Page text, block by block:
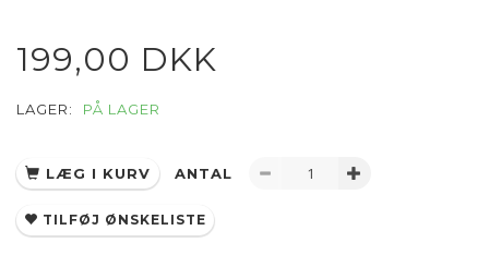
199,00 DKK
LAGER: PÅ LAGER
LÆG I KURV ANTAL
TILFØJ ØNSKELISTE